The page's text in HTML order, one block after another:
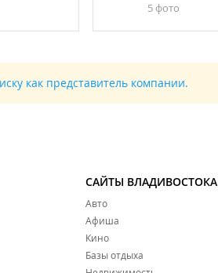
5 фото
как представитель компании.
САЙТЫ ВЛАДИВОСТОКА
Авто
Афиша
Кино
Базы отдыха